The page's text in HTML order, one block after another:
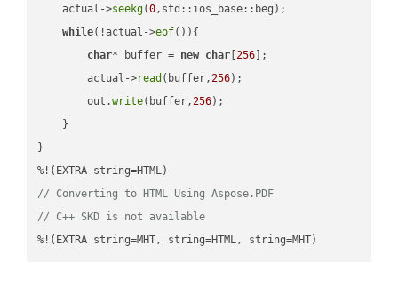
    actual->
seekg(0,std::ios_base::beg);
while(!actual->eof()){
char* buffer = new char [256 ];
        actual->
read (buffer,256);
        out.
write(buffer,256);
    }
}
// Converting to HTML Using Aspose.PDF
// C++ SKD is not available
%!(EXTRA string=MHT, string=HTML, string=MHT)